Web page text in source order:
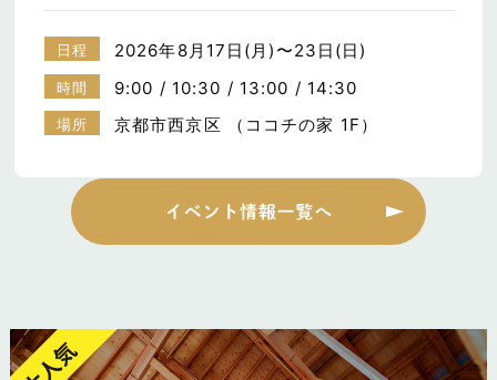
日程 2026年8月17日(月)〜23日(日)
時間 9:00 / 10:30 / 13:00 / 14:30
場所 京都市西京区 （ココチの家 1F）